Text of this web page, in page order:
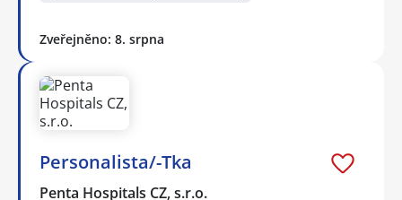
Zveřejněno: 8. srpna
Personalista/-Tka
Penta Hospitals CZ, s.r.o.